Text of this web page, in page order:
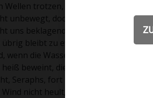
Wellen trotzen, wie wir's sonst dem
unbewegt, doch auch nicht schwach
uns beklagend, nein! nur die Partei,
übrig bleibt zu ew'ger Sklaverei
wenn die Wasser ruhig ziehn daher,
heiß beweint, die dann nicht weinen
Seraphs, fort nach eurem ew'gen
Wind nicht heult, noch Wasser stürmt